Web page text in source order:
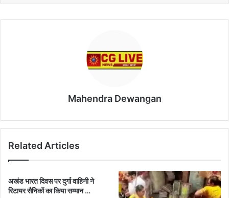
Mahendra Dewangan
Related Articles
अखंड भारत दिवस पर दुर्गा वाहिनी ने
रिटायर सैनिकों का किया सम्मान …